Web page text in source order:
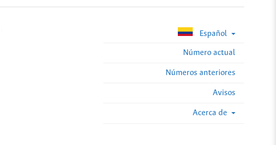
Español
Número actual
Números anteriores
Avisos
Acerca de